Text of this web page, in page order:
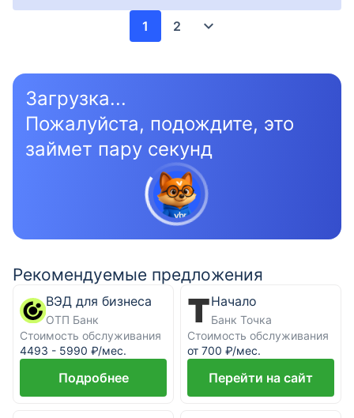
1 2
Загрузка...
Пожалуйста, подождите, это
займет пару секунд
Рекомендуемые предложения
ВЭД для бизнеса
ОТП Банк
Стоимость обслуживания
4493 - 5990 ₽/мес.
Подробнее
Начало
Банк Точка
Стоимость обслуживания
от 700 ₽/мес.
Перейти на сайт